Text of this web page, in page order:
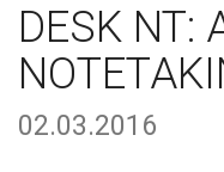
DESK NT:
02.03.2016